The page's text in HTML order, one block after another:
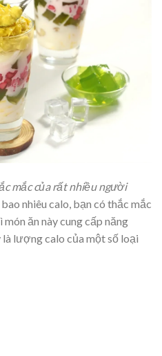
mắc của rất nhiều người
nhiêu calo, bạn có thắc mắc
ăn này cung cấp năng
lượng calo của một số loại